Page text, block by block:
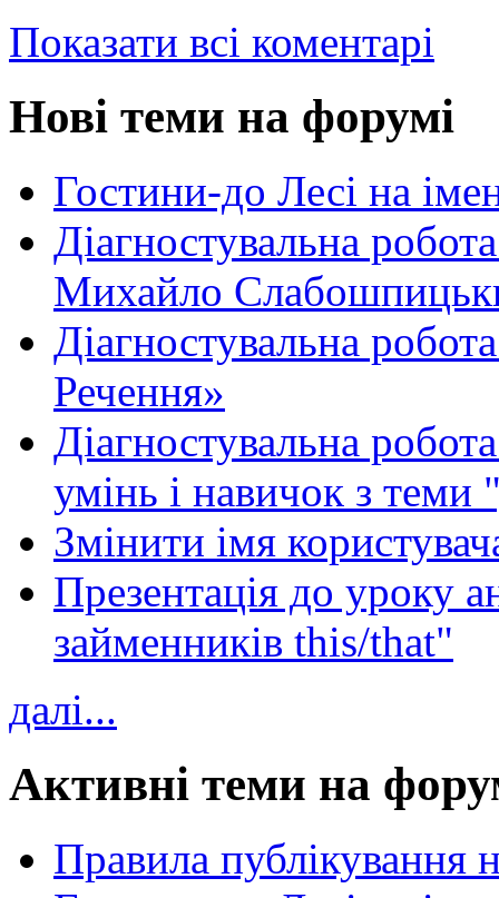
Показати всі коментарі
Нові теми на форумі
Гостини-до Лесі на
Діагностувальна
Михайло
Діагностувальна
Речення»
Діагностувальна
умінь і навичок з теми
Змінити імя
Презентація до уроку
займенників this/that"
далі...
Активні теми на
Правила публікування